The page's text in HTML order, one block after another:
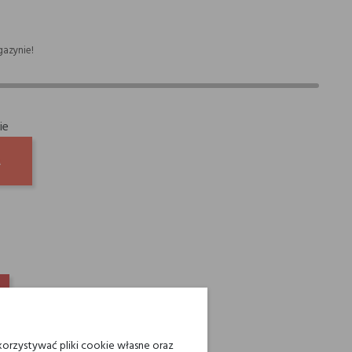
powyżej 200 złpliki cookie własne oraz